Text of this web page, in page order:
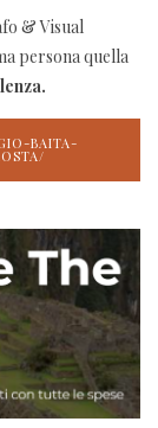
& Visual
persona quella
BAITA-